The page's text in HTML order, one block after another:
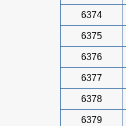
6374
6375
6376
6377
6378
6379